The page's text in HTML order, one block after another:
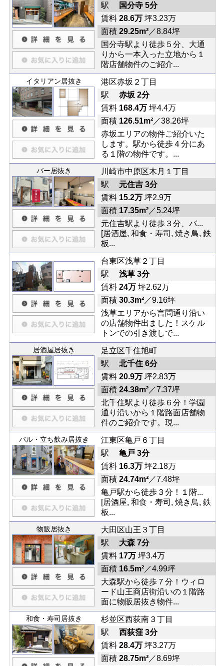
駅
国分寺 5分
賃料 28.6万坪3.23万
面積 29.25m²／8.84坪
国分寺駅より徒歩５分、大通
りから一本入った立地から１
階店舗物件のご紹介...
イタリアン居抜き
港区赤坂２丁目
駅 赤坂 2分
賃料 168.4万坪4.4万
面積 126.51m²／38.26坪
赤坂エリアの物件ご紹介いた
します。駅から徒歩４分にあ
る１階の物件です。...
バー居抜き
川崎市中原区木月１丁目
駅 元住吉 3分
賃料 15.2万坪2.9万
面積 17.35m²／5.24坪
元住吉駅より徒歩３分、バ...
[居酒屋, 和食・寿司, 焼き鳥, 鉄
板...
台東区浅草２丁目
駅 浅草 3分
賃料 24万坪2.62万
面積 30.3m²／9.16坪
浅草エリアから言問通り沿い
の店舗物件出ました！スケル
トンでの引き渡しで...
居酒屋居抜き
足立区千住旭町
駅 北千住 6分
賃料 20.9万坪2.83万
面積 24.38m²／7.37坪
北千住駅より徒歩６分！学園
通り沿いから１階路面店舗物
件のご紹介です。現...
バル・立ち飲み居抜き
江東区亀戸６丁目
駅 亀戸 3分
賃料 16.3万坪2.18万
面積 24.74m²／7.48坪
亀戸駅から徒歩３分！１階...
[居酒屋, 和食・寿司, 焼き鳥, 鉄
板...
物販居抜き
大田区山王３丁目
駅 大森 7分
賃料 17万坪3.4万
面積 16.5m²／4.99坪
大森駅から徒歩７分！ウィロ
ード山王商店街沿いの１階路
面に物販居抜き物件...
和食・寿司居抜き
杉並区西荻南３丁目
駅 西荻窪 3分
賃料 28.4万坪3.27万
面積 28.75m²／8.69坪